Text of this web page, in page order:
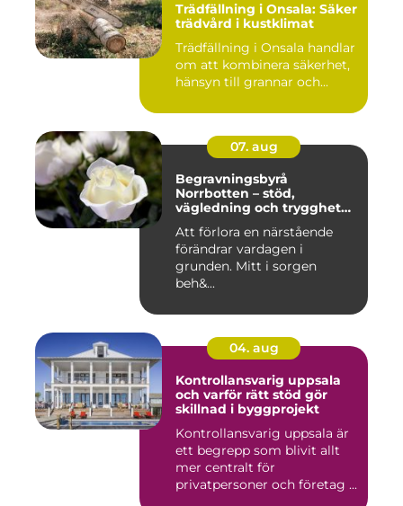
Trädfällning i Onsala: Säker
trädvård i kustklimat
Trädfällning i Onsala handlar
om att kombinera säkerhet,
hänsyn till grannar och...
07. aug
Begravningsbyrå
Norrbotten – stöd,
vägledning och trygghet
Att förlora en närstående
förändrar vardagen i
grunden. Mitt i sorgen
beh&...
04. aug
Kontrollansvarig uppsala
och varför rätt stöd gör
skillnad i byggprojekt
Kontrollansvarig uppsala är
ett begrepp som blivit allt
mer centralt för
privatpersoner och företag ...